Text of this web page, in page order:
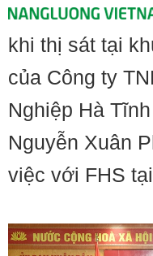
khi thị sát tại
của Công ty
Nghiệp Hà
Nguyễn Xuân
việc với FHS